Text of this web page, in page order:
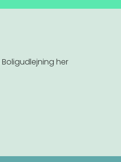
Boligudlejning her